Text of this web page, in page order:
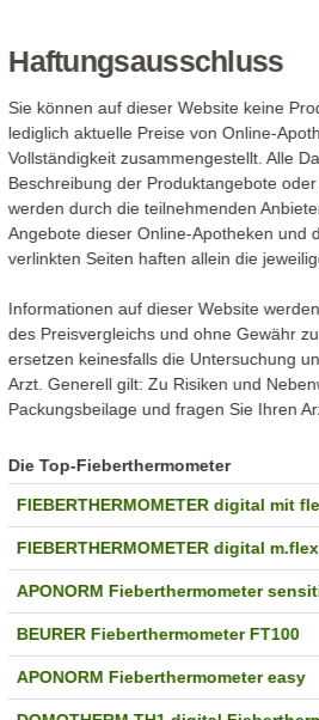
Haftungsausschluss
Sie können auf dieser Website keine
lediglich aktuelle Preise von Online-
Vollständigkeit zusammengestellt. Alle
Beschreibung der Produktangebote
werden durch die teilnehmenden
Angebote dieser Online-Apotheken und
verlinkten Seiten haften allein die
Informationen auf dieser Website
des Preisvergleichs und ohne Gewähr
ersetzen keinesfalls die Untersuchung
Arzt. Generell gilt: Zu Risiken und
Packungsbeilage und fragen Sie Ihren
Die Top-Fieberthermometer
FIEBERTHERMOMETER digital mit
FIEBERTHERMOMETER digital
APONORM Fieberthermometer
BEURER Fieberthermometer FT100
APONORM Fieberthermometer easy